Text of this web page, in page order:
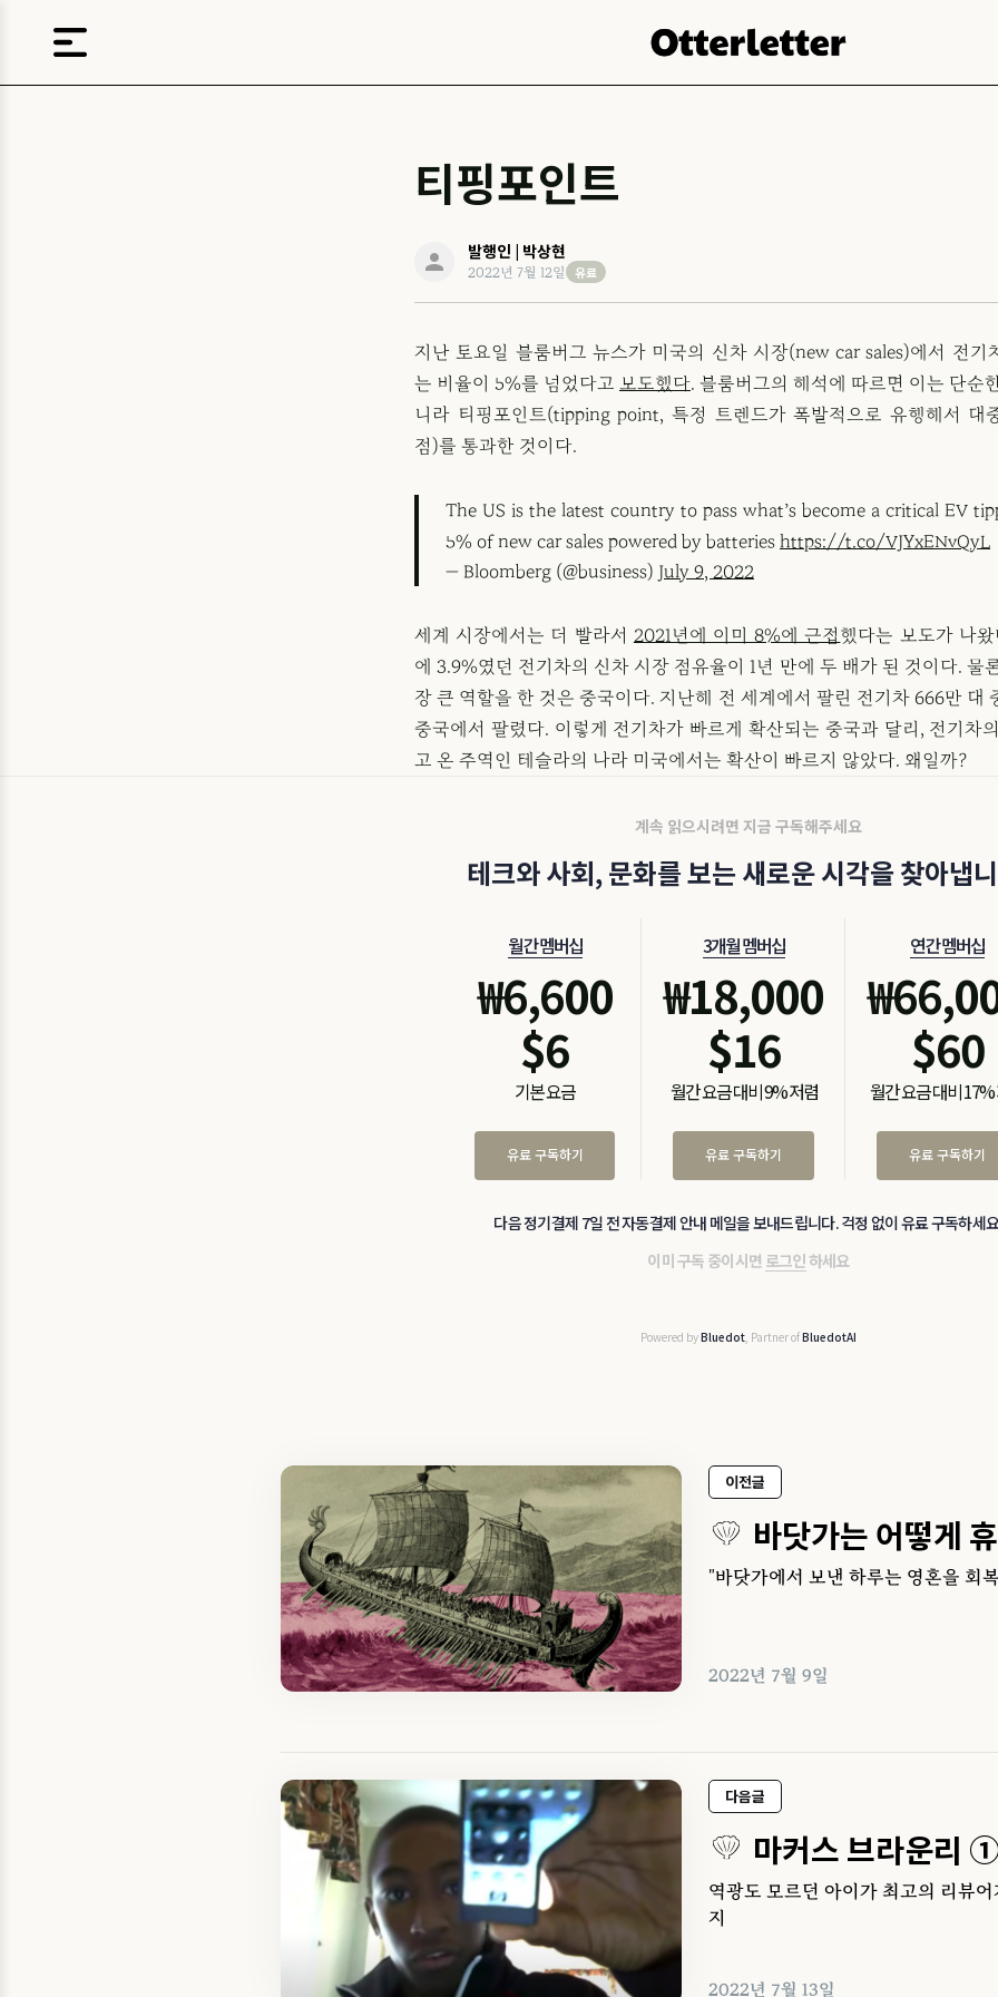
티핑포인트
발행인 | 박상현
2022년 7월 12일 유료
지난 토요일 블룸버그 뉴스가 미국의 신차 시장(new car sales)에서 전기
는 비율이 5%를 넘었다고
보도했다 . 블룸버그의 해석에 따르면 이는 단순
니라 티핑포인트(tipping point, 특정 트렌드가 폭발적으로 유행해서 대
점)를 통과한 것이다.
The US is the latest country to pass what’s become a critical EV
5% of new car sales powered by batteries https://t.co/VJYxENvQyL
— Bloomberg (@business) July 9, 2022
세계 시장에서는 더 빨라서 2021년에 이미 8%에 근접 했다는 보도가 나
에 3.9%였던 전기차의 신차 시장 점유율이 1년 만에 두 배가 된 것이다. 물
장 큰 역할을 한 것은 중국이다. 지난해 전 세계에서 팔린 전기차 666만 대
중국에서 팔렸다. 이렇게 전기차가 빠르게 확산되는 중국과 달리, 전기차
고 온 주역인 테슬라의 나라 미국에서는 확산이 빠르지 않았다. 왜일까?
계속 읽으시려면 지금 구독해주세요
테크와 사회, 문화를 보는 새로운 시각을 찾아냅
월간 멤버십
₩6,600
$6
기본 요금
유료 구독하기
3개월 멤버십
₩18,000
$16
월간 요금 대비 9% 저렴
유료 구독하기
연간 멤버십
₩
$60
월간 요금 대비
유료 구독하기
다음 정기결제 7일 전 자동결제 안내 메일을 보내드립니다. 걱정 없이 유료 구독하세
이미 구독 중이시면 로그인 하세요
Powered byBluedot, Partner ofBluedotAI
이전글
바닷가는 어떻게
"바닷가에서 보낸 하루는 영혼을 회
2022년 7월 9일
다음글
마커스 브라운리
역광도 모르던 아이가 최고의 리뷰
지
2022년 7월 13일